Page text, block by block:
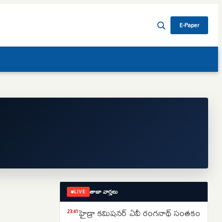
E-Paper
LIVE తాజా వార్తలు
23:41హైడ్రా కమిషనర్ ఏవీ రంగనాథ్ సంతకం